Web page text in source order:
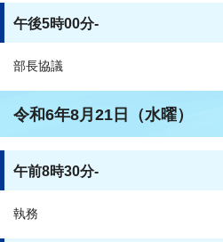
午後5時00分-
部長協議
令和6年8月21日（水曜）
午前8時30分-
執務